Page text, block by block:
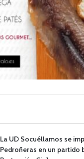
La UD Socuéllamos se
Pedroñeras en un partido